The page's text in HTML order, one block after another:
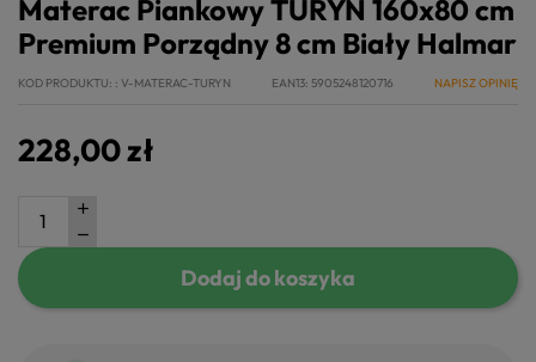
Materac Piankowy TURYN 160x80 cm
Premium Porządny 8 cm Biały Halmar
KOD PRODUKTU: V-MATERAC-TURYN EAN13 5905248120716 NAPISZ OPINIĘ
228,00 zł
Dodaj do koszyka